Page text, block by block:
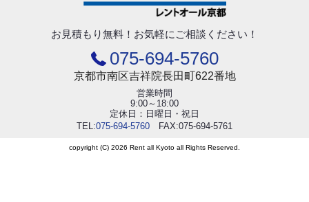
お見積もり無料！ お気軽にご相談ください！
075-694-5760
京都市南区吉祥院長田町622番地
営業時間
9:00～18:00
定休日：日曜日・祝日
TEL:075-694-5760 FAX:075-694-5761
copyright (C) 2026 Rent all Kyoto all Rights Reserved.